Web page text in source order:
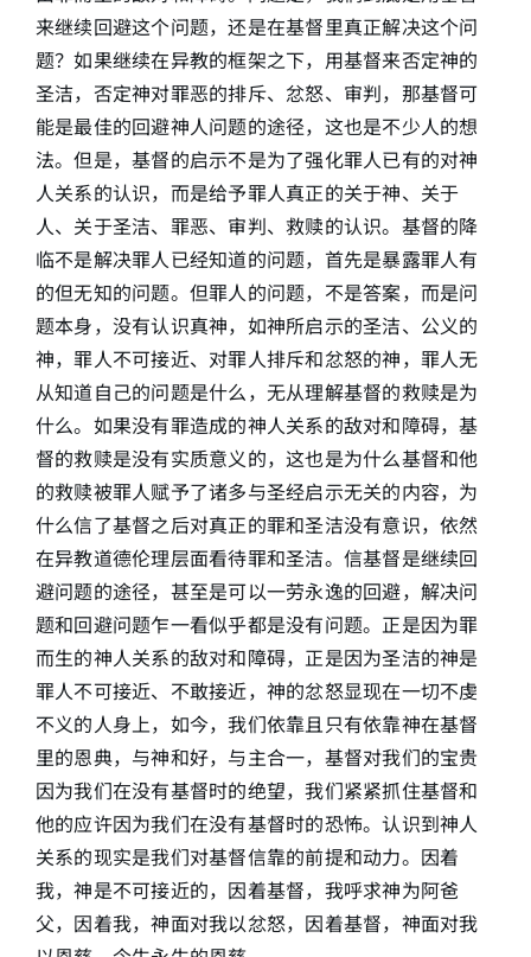
来继续回避这个问题，还是在基督里真正解决这个问
题？如果继续在异教的框架之下，用基督来否定神的
圣洁，否定神对罪恶的排斥、忿怒、审判，那基督可
能是最佳的回避神人问题的途径，这也是不少人的想
法。但是，基督的启示不是为了强化罪人已有的对神
人关系的认识，而是给予罪人真正的关于神、关于
人、关于圣洁、罪恶、审判、救赎的认识。基督的降
临不是解决罪人已经知道的问题，首先是暴露罪人有
的但无知的问题。但罪人的问题，不是答案，而是问
题本身，没有认识真神，如神所启示的圣洁、公义的
神，罪人不可接近、对罪人排斥和忿怒的神，罪人无
从知道自己的问题是什么，无从理解基督的救赎是为
什么。如果没有罪造成的神人关系的敌对和障碍，基
督的救赎是没有实质意义的，这也是为什么基督和他
的救赎被罪人赋予了诸多与圣经启示无关的内容，为
什么信了基督之后对真正的罪和圣洁没有意识，依然
在异教道德伦理层面看待罪和圣洁。信基督是继续回
避问题的途径，甚至是可以一劳永逸的回避，解决问
题和回避问题乍一看似乎都是没有问题。正是因为罪
而生的神人关系的敌对和障碍，正是因为圣洁的神是
罪人不可接近、不敢接近，神的忿怒显现在一切不虔
不义的人身上，如今，我们依靠且只有依靠神在基督
里的恩典，与神和好，与主合一，基督对我们的宝贵
因为我们在没有基督时的绝望，我们紧紧抓住基督和
他的应许因为我们在没有基督时的恐怖。认识到神人
关系的现实是我们对基督信靠的前提和动力。因着
我，神是不可接近的，因着基督，我呼求神为阿爸
父，因着我，神面对我以忿怒，因着基督，神面对我